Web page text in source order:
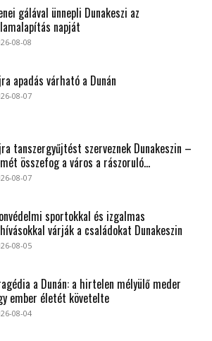
gálával ünnepli Dunakeszi az
napját
08-08
apadás várható a Dunán
08-07
tanszergyűjtést szerveznek Dunakeszin –
összefog a város a rászoruló...
08-07
sportokkal és izgalmas
várják a családokat Dunakeszin
08-05
a Dunán: a hirtelen mélyülő meder
ember életét követelte
08-04